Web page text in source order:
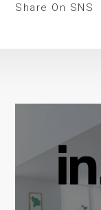
Share On SNS